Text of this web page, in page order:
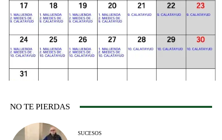
NO TE PIERDAS
SUCESOS